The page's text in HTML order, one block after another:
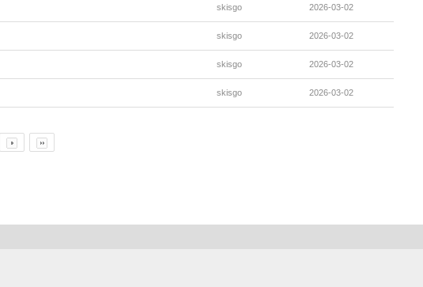
skisgo 2026-03-02
skisgo 2026-03-02
skisgo 2026-03-02
skisgo 2026-03-02